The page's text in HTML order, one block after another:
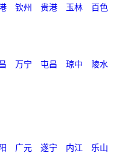
钦州 贵港 玉林
百色
万宁 屯昌 琼中
陵水
广元 遂宁 内江
乐山